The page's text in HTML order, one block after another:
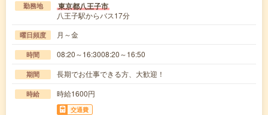
勤務地 東京都八王子市
八王子駅からバス17分
曜日頻度 月～金
時間 08:20～16:3008:20～16:50
期間 長期でお仕事できる方、大歓迎！
時給 時給1600円
交通費